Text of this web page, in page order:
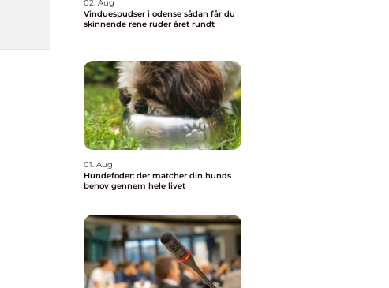
02. Aug
Vinduespudser i odense sådan får du
skinnende rene ruder året rundt
01. Aug
Hundefoder: der matcher din hunds
behov gennem hele livet